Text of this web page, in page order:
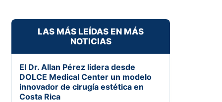
LAS MÁS LEÍDAS EN MÁS
NOTICIAS
El Dr. Allan Pérez lidera desde
DOLCE Medical Center un modelo
innovador de cirugía estética en
Costa Rica